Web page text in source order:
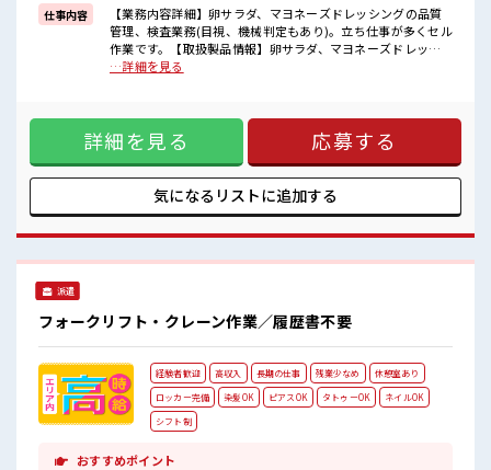
■職場の雰囲気
少人数の職場でこじんまり。
職場の仲間との交流もできちゃうかも？
休憩室で自分タイム！
ロッカー付き職場♪
仕事内容
【業務内容詳細】卵サラダ、マヨネーズドレッシングの品質
管理、検査業務(目視、機械判定もあり)。立ち仕事が多くセル
作業です。【取扱製品情報】卵サラダ、マヨネーズドレッシ
ング ■お仕事PR ≪経験者優遇≫ これまでの経験を活かしませ
お願いすることもありますが、 残業はほとんどナシ！ ≪動き
やすい制服アリ≫ 制服があるので、 毎日の服装の悩み解消♪
≪収入アップを目指せる≫ 高時給だらけの派遣のお仕事で
す！ ■職場の雰囲気 少人数の職場でこじんまり。 職場の仲間
との交流もできちゃうかも？ 休憩室で自分タイム！ のんびり
スマホチェック♪ 持ち物が多いあなたにもぴったり☆ ロッカ
…詳細を見る
詳細を見る 応募する
気になるリストに追加する
派遣
フォークリフト・クレーン作業／履歴書不要
経験者歓迎 高収入 長期の仕事 残業少なめ
休憩室あり
ロッカー完備
染髪OK ピアスOK タトゥーOK
ネイルOK
シフト制
おすすめポイント